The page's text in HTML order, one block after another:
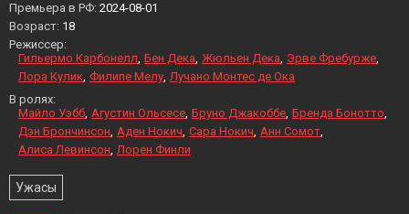
Премьера в РФ: 2024-08-01
Возраст: 18
Режиссер:
Гильермо Карбонелл Бен Дека Жюльен Дека Эрве Фребурже
Лора Кулик Филипе Мелу Лучано Монтес де Ока
В ролях:
Майло Уэбб Агустин Ольсесе Бруно Джакоббе Бренда Бонотто
Дэн Брончинсон Аден Нокич Сара Нокич Анн Сомот
Алиса Левинсон Лорен Финли
Ужасы